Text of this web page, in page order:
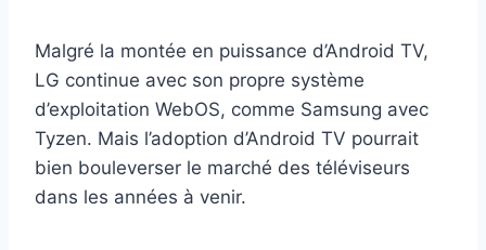
Malgré la montée en puissance d’Android TV,
LG continue avec son propre système
d’exploitation WebOS, comme Samsung avec
Tyzen. Mais l’adoption d’Android TV pourrait
bien bouleverser le marché des téléviseurs
dans les années à venir.